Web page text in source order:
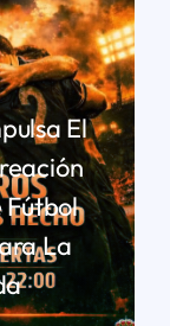
El
Fútbol
La